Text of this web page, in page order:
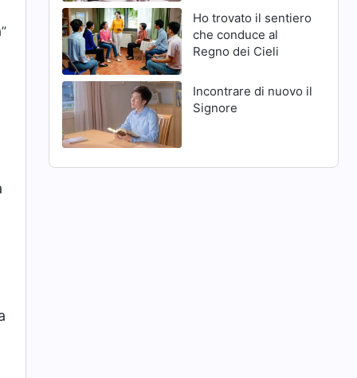
Ho trovato il sentiero
che conduce al
Regno dei Cieli
Incontrare di nuovo il
Signore